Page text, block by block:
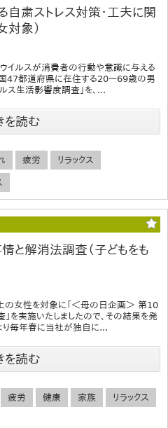
自粛ストレス対策・工夫に関
対象）
ウイルスが消費者の行動や意識に与える
国47都道府県に在住する20～69歳の男
ス生活影響度調査」を、...
を読む
疲労 リラックス
と解消法調査（子どもをも
の女性を対象に「＜母の日企画＞ 第10
を実施いたしましたので、その結果を発
り毎年春に当社が独自に...
を読む
疲労 健康 家族 リラックス